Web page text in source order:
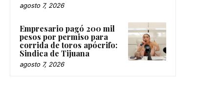
agosto 7, 2026
Empresario pagó 200 mil
pesos por permiso para
corrida de toros apócrifo:
Sindica de Tijuana
agosto 7, 2026